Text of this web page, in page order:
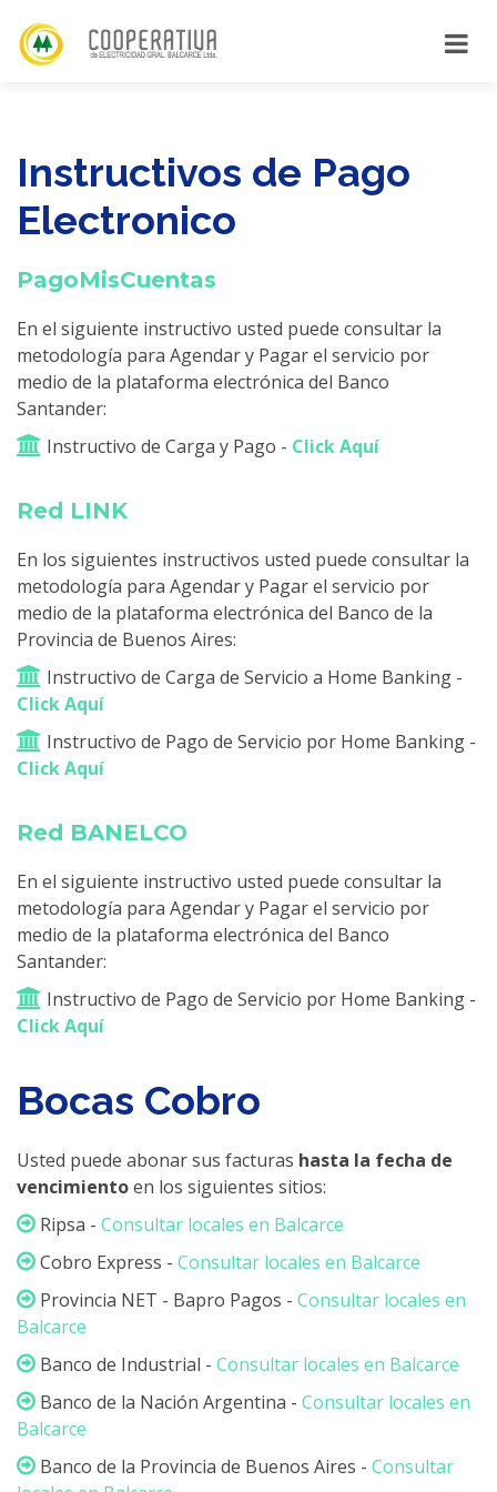
Instructivos de Pago
Electronico
PagoMisCuentas
En el siguiente instructivo usted puede consultar la
metodología para Agendar y Pagar el servicio por
medio de la plataforma electrónica del Banco
Santander:
Instructivo de Carga y Pago - Click Aquí
Red LINK
En los siguientes instructivos usted puede consultar la
metodología para Agendar y Pagar el servicio por
medio de la plataforma electrónica del Banco de la
Provincia de Buenos Aires:
Instructivo de Carga de Servicio a Home Banking -
Click Aquí
Instructivo de Pago de Servicio por Home Banking -
Click Aquí
Red BANELCO
En el siguiente instructivo usted puede consultar la
metodología para Agendar y Pagar el servicio por
medio de la plataforma electrónica del Banco
Santander:
Instructivo de Pago de Servicio por Home Banking -
Click Aquí
Bocas Cobro
Usted puede abonar sus facturas hasta la fecha de
vencimientoen los siguientes sitios:
Ripsa - Consultar locales en Balcarce
Cobro Express - Consultar locales en Balcarce
Provincia NET - Bapro Pagos - Consultar locales en
Balcarce
Banco de Industrial - Consultar locales en Balcarce
Banco de la Nación Argentina - Consultar locales en
Balcarce
Banco de la Provincia de Buenos Aires - Consultar